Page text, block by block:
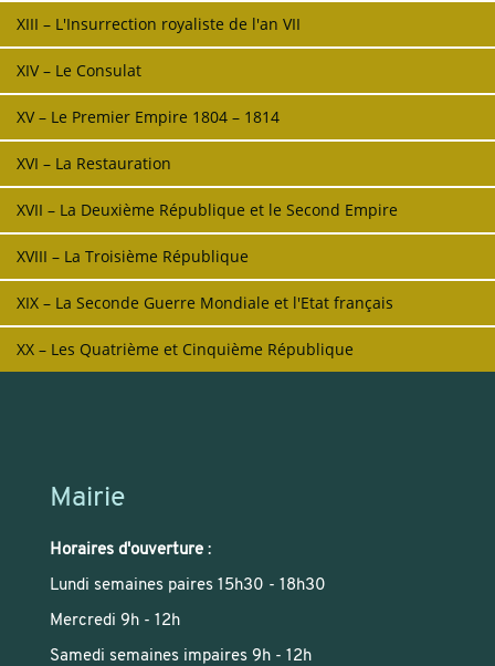
XIII – L'Insurrection royaliste de l'an VII
XIV – Le Consulat
XV – Le Premier Empire 1804 – 1814
XVI – La Restauration
XVII – La Deuxième République et le Second Empire
XVIII – La Troisième République
XIX – La Seconde Guerre Mondiale et l'Etat français
XX – Les Quatrième et Cinquième République
Mairie
Horaires d'ouverture :
Lundi semaines paires 15h30 - 18h30
Mercredi 9h - 12h
Samedi semaines impaires 9h - 12h